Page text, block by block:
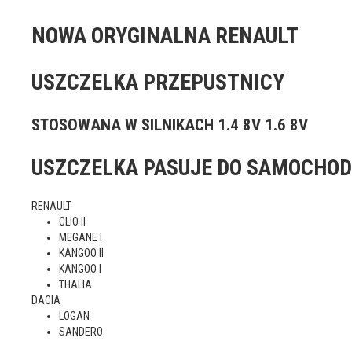
NOWA ORYGINALNA RENAULT
USZCZELKA PRZEPUSTNICY
STOSOWANA W SILNIKACH 1.4 8V 1.6 8V
USZCZELKA PASUJE DO
RENAULT
CLIO II
MEGANE I
KANGOO II
KANGOO I
THALIA
DACIA
LOGAN
SANDERO